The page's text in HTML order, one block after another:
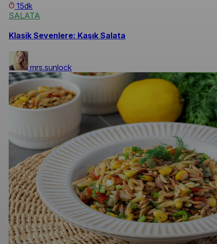
15dk
SALATA
Klasik Sevenlere: Kaşık Salata
mrs.sunlock